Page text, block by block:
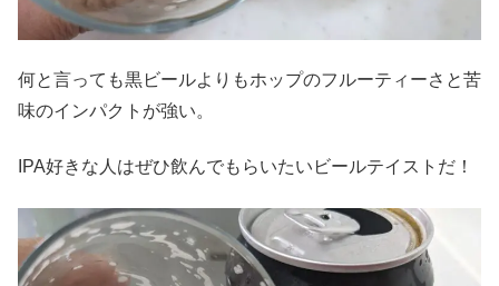
何と言っても黒ビールよりもホップのフルーティーさと苦
味のインパクトが強い。
IPA好きな人はぜひ飲んでもらいたいビールテイストだ！